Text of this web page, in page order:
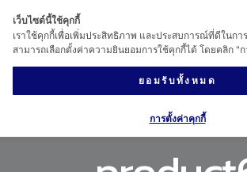
เว็บไซต์นี้ใช้คุกกี้
เราใช้คุกกี้เพื่อเพิ่มประสิทธิภาพ และประสบการณ์ที่ดีในก
สามารถเลือกตั้งค่าความยินยอมการใช้คุกกี้ได้ โดยคลิก "
ยอมรับทั้งหมด
การตั้งค่าคุกกี้